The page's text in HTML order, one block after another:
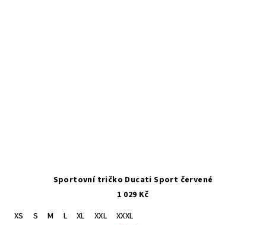
Sportovní tričko Ducati Sport červené
1 029 Kč
XS
S M L XL XXL
XXXL